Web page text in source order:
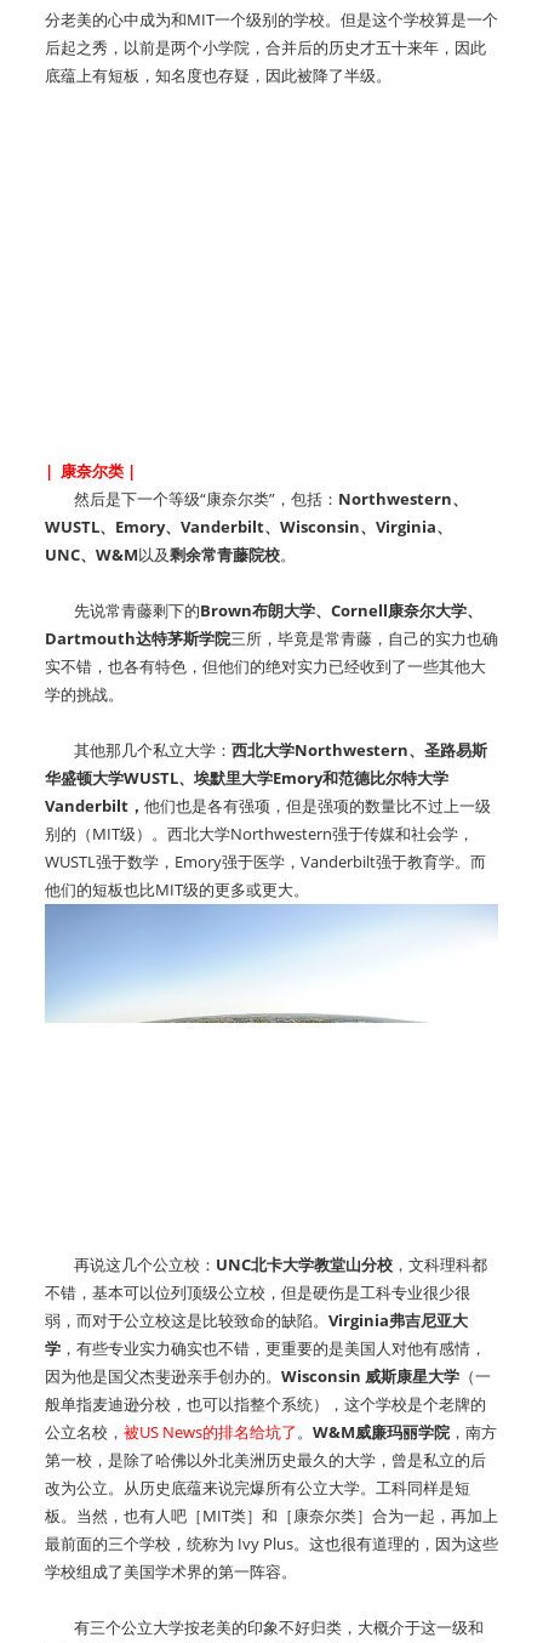
分老美的心中成为和MIT一个级别的学校。但是这个学校算是一个
后起之秀，以前是两个小学院，合并后的历史才五十来年，因此
底蕴上有短板，知名度也存疑，因此被降了半级。
| 康奈尔类 |
然后是下一个等级“康奈尔类”，包括： Northwestern、
WUSTL、Emory、Vanderbilt、Wisconsin、Virginia、
UNC、W&M以及剩余常青藤院校。
先说常青藤剩下的Brown布朗大学、Cornell康奈尔大学、
Dartmouth达特茅斯学院三所，毕竟是常青藤，自己的实力也确
实不错，也各有特色，但他们的绝对实力已经收到了一些其他大
学的挑战。
其他那几个私立大学： 西北大学Northwestern、圣路易斯
华盛顿大学WUSTL、埃默里大学Emory和范德比尔特大学
Vanderbilt， 他们也是各有强项，但是强项的数量比不过上一级
别的（MIT级）。西北大学Northwestern强于传媒和社会学，
WUSTL强于数学，Emory强于医学，Vanderbilt强于教育学。而
他们的短板也比MIT级的更多或更大。
再说这几个公立校： UNC北卡大学教堂山分校 ，文科理科都
不错，基本可以位列顶级公立校，但是硬伤是工科专业很少很
弱，而对于公立校这是比较致命的缺陷。 Virginia弗吉尼亚大
学 ，有些专业实力确实也不错，更重要的是美国人对他有感情，
因为他是国父杰斐逊亲手创办的。 Wisconsin 威斯康星大学 （一
般单指麦迪逊分校，也可以指整个系统），这个学校是个老牌的
公立名校， 被US News的排名给坑了。 W&M威廉玛丽学院 ，南方
第一校，是除了哈佛以外北美洲历史最久的大学，曾是私立的后
改为公立。从历史底蕴来说完爆所有公立大学。工科同样是短
板。当然，也有人吧［MIT类］和［康奈尔类］合为一起，再加上
最前面的三个学校，统称为 Ivy Plus。这也很有道理的，因为这些
学校组成了美国学术界的第一阵容。
有三个公立大学按老美的印象不好归类，大概介于这一级和